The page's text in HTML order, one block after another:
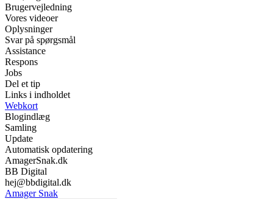
Brugervejledning
Vores videoer
Oplysninger
Svar på spørgsmål
Assistance
Respons
Jobs
Del et tip
Links i indholdet
Webkort
Blogindlæg
Samling
Update
Automatisk opdatering
AmagerSnak.dk
BB Digital
hej@bbdigital.dk
Amager Snak